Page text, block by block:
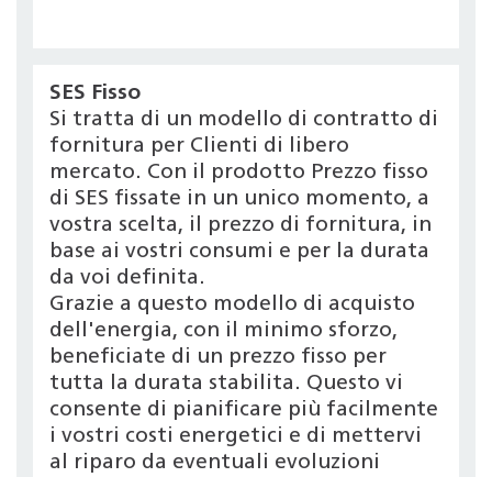
SES Fisso
Si tratta di un modello di contratto di
fornitura per Clienti di libero
mercato. Con il prodotto Prezzo fisso
di SES fissate in un unico momento, a
vostra scelta, il prezzo di fornitura, in
base ai vostri consumi e per la durata
da voi definita.
Grazie a questo modello di acquisto
dell'energia, con il minimo sforzo,
beneficiate di un prezzo fisso per
tutta la durata stabilita. Questo vi
consente di pianificare più facilmente
i vostri costi energetici e di mettervi
al riparo da eventuali evoluzioni